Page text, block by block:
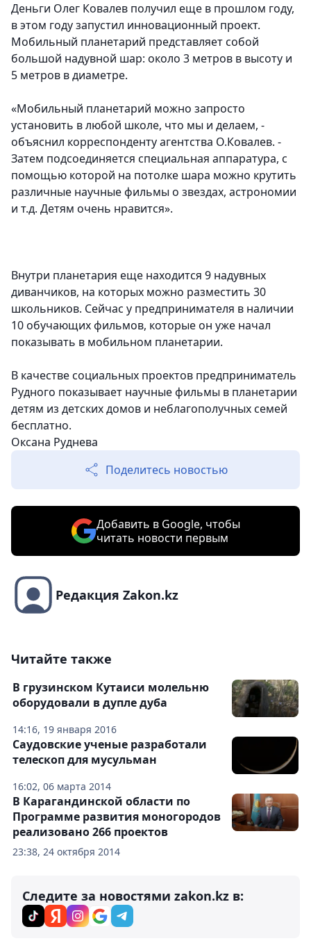
Деньги Олег Ковалев получил еще в прошлом году,
в этом году запустил инновационный проект.
Мобильный планетарий представляет собой
большой надувной шар: около 3 метров в высоту и
5 метров в диаметре.
«Мобильный планетарий можно запросто
установить в любой школе, что мы и делаем, -
объяснил корреспонденту агентства О.Ковалев. -
Затем подсоединяется специальная аппаратура, с
помощью которой на потолке шара можно крутить
различные научные фильмы о звездах, астрономии
и т.д. Детям очень нравится».
Внутри планетария еще находится 9 надувных
диванчиков, на которых можно разместить 30
школьников. Сейчас у предпринимателя в наличии
10 обучающих фильмов, которые он уже начал
показывать в мобильном планетарии.
В качестве социальных проектов предприниматель
Рудного показывает научные фильмы в планетарии
детям из детских домов и неблагополучных семей
бесплатно.
Оксана Руднева
Поделитесь новостью
Добавить в Google, чтобы
читать новости первым
Редакция Zakon.kz
Читайте также
14:16, 19 января 2016
В грузинском Кутаиси молельню
оборудовали в дупле дуба
16:02, 06 марта 2014
Саудовские ученые разработали
телескоп для мусульман
23:38, 24 октября 2014
В Карагандинской области по
Программе развития моногородов
реализовано 266 проектов
Следите за новостями zakon.kz в: